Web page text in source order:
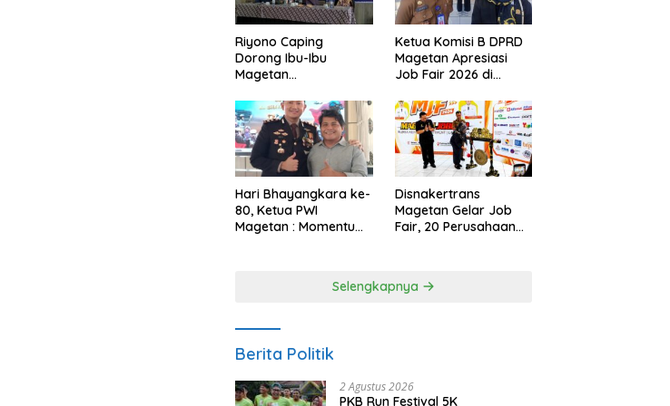
Riyono Caping
Dorong Ibu-Ibu
Magetan
Ikan, Perkuat Budaya
Gemar Makan Ikan
Ketua Komisi B DPRD
Magetan Apresiasi
Job Fair 2026 di
Anggaran
Hari Bhayangkara ke-
80, Ketua PWI
Magetan : Momentum
Disnakertrans
Magetan Gelar Job
Fair, 20 Perusahaan
Selengkapnya
Berita Politik
2 Agustus 2026
PKB Run Festival 5K